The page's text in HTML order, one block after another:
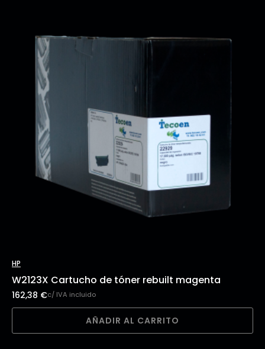
HP
W2123X Cartucho de tóner rebuilt magenta
162,38 €c/ IVA incluido
AÑADIR AL CARRITO